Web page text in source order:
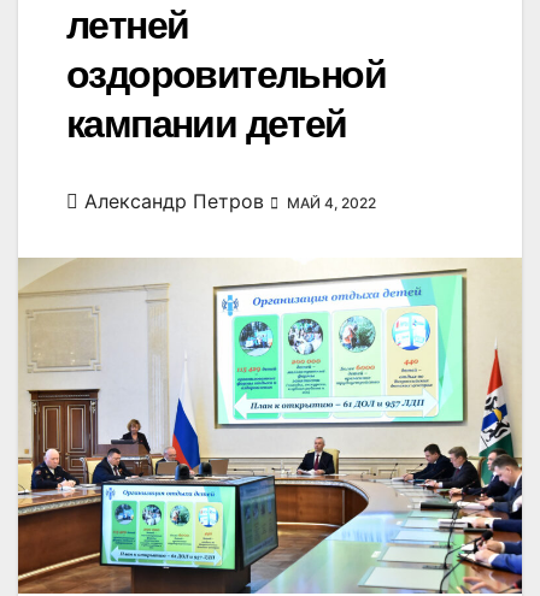
летней
оздоровительной
кампании детей
Александр Петров МАЙ 4, 2022